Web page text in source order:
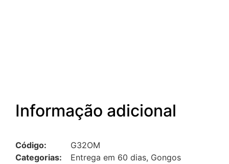
Informação adicional
Código:
G32OM
Categorias:
Entrega em 60 dias, Gongos